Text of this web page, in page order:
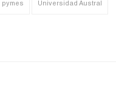
pymes Universidad Austral